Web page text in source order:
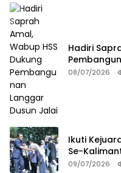
Hadiri
08/07/2026
Ikuti
Se-
FORKI
09/07/2026